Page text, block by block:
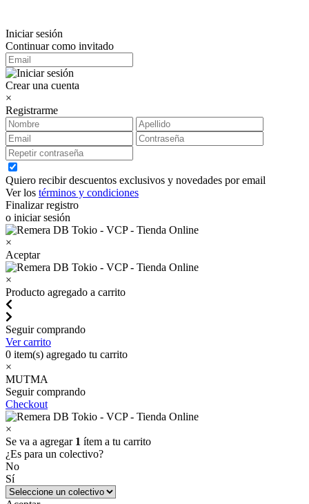
Iniciar sesión
Continuar como invitado
Crear una cuenta
×
Registrarme
Quiero recibir descuentos exclusivos y novedades por email
Ver los términos y condiciones
Finalizar registro
o iniciar sesión
×
Aceptar
×
Producto agregado a carrito
Seguir comprando
Ver carrito
0 item(s) agregado tu carrito
×
MUTMA
Seguir comprando
Checkout
×
Se va a agregar 1 ítem a tu carrito
¿Es para un colectivo?
No
Sí